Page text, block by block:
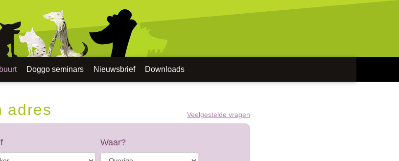
Doggo seminars Nieuwsbrief Downloads
adres Veelgestelde vragen
Waar?